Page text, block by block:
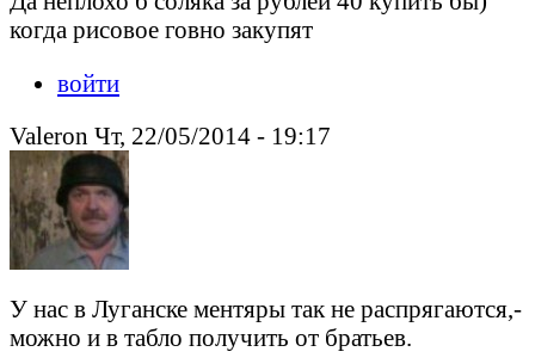
когда рисовое говно закупят
войти
Valeron Чт, 22/05/2014 - 19:17
У нас в Луганске ментяры так не распрягаются,-
можно и в табло получить от братьев.